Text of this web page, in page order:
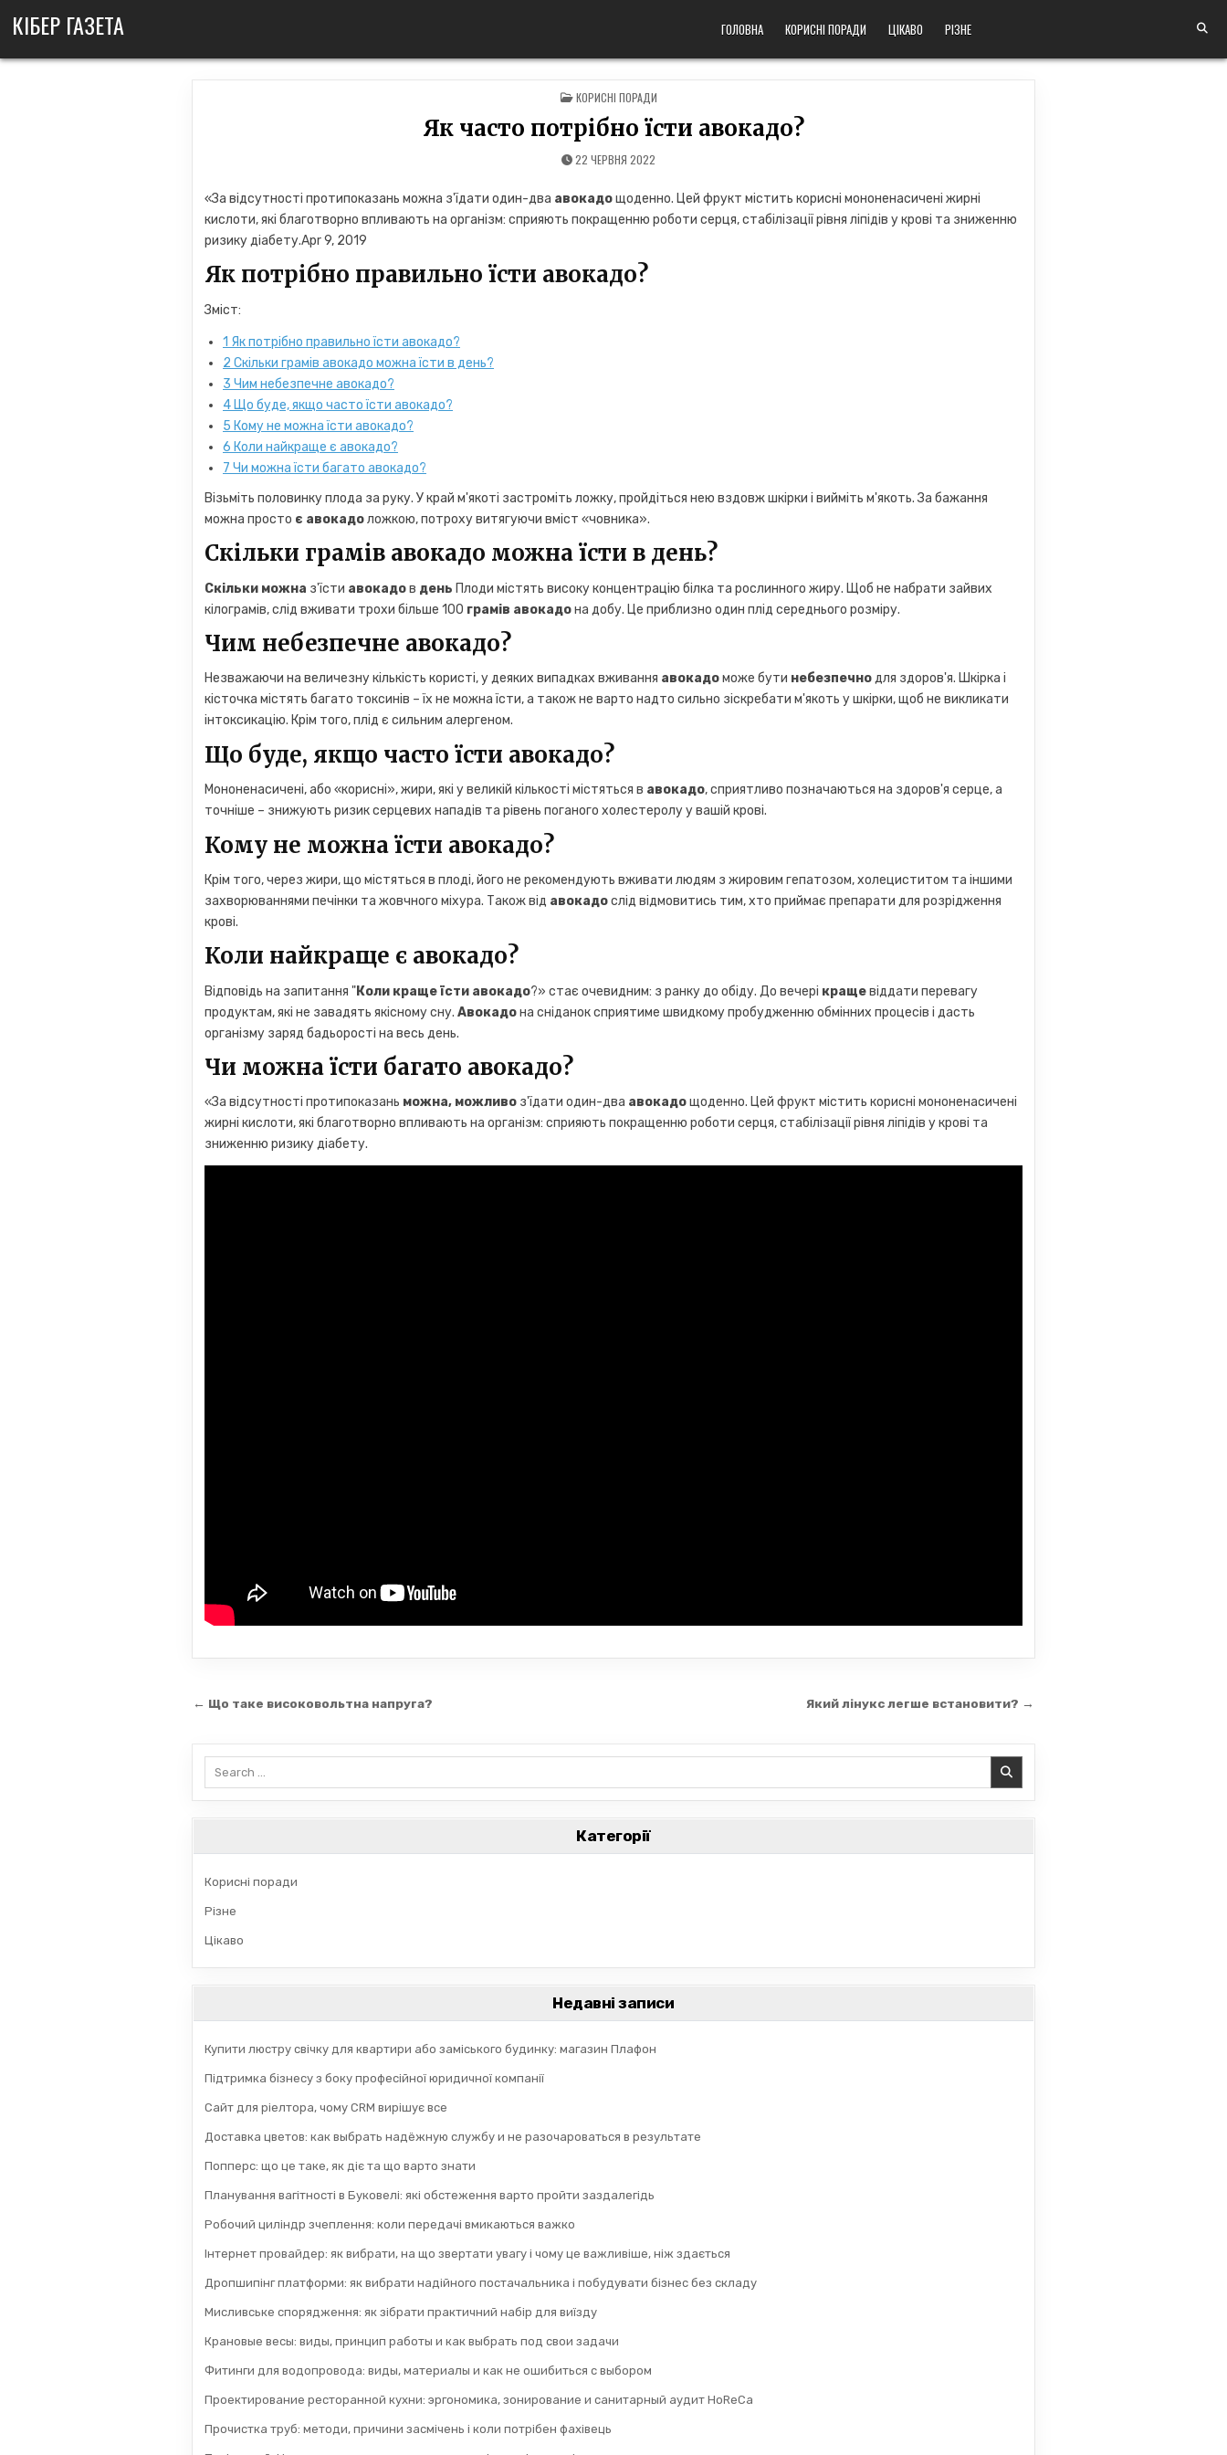
КІБЕР ГАЗЕТА ГОЛОВНА КОРИСНІ ПОРАДИ ЦІКАВО РІЗНЕ
POSTED
IN
КОРИСНІ ПОРАДИ
Як часто потрібно їсти авокадо?
22 ЧЕРВНЯ 2022
«За відсутності протипоказань можна з'їдати один-два авокадощоденно. Цей фрукт містить корисні мононенасичені жирні
кислоти, які благотворно впливають на організм: сприяють покращенню роботи серця, стабілізації рівня ліпідів у крові та зниженню
ризику діабету.Apr 9, 2019
Як потрібно правильно їсти авокадо?
Зміст:
1 Як потрібно правильно їсти авокадо?
2 Скільки грамів авокадо можна їсти в день?
3 Чим небезпечне авокадо?
4 Що буде, якщо часто їсти авокадо?
5 Кому не можна їсти авокадо?
6 Коли найкраще є авокадо?
7 Чи можна їсти багато авокадо?
Візьміть половинку плода за руку. У край м'якоті застроміть ложку, пройдіться нею вздовж шкірки і вийміть м'якоть. За бажання
можна просто є авокадоложкою, потроху витягуючи вміст «човника».
Скільки грамів авокадо можна їсти в день?
Скільки можна з'їсти авокадов день Плоди містять високу концентрацію білка та рослинного жиру. Щоб не набрати зайвих
кілограмів, слід вживати трохи більше 100 грамів авокадона добу. Це приблизно один плід середнього розміру.
Чим небезпечне авокадо?
Незважаючи на величезну кількість користі, у деяких випадках вживання авокадоможе бути небезпечнодля здоров'я. Шкірка і
кісточка містять багато токсинів – їх не можна їсти, а також не варто надто сильно зіскребати м'якоть у шкірки, щоб не викликати
інтоксикацію. Крім того, плід є сильним алергеном.
Що буде, якщо часто їсти авокадо?
Мононенасичені, або «корисні», жири, які у великій кількості містяться в авокадо, сприятливо позначаються на здоров'я серце, а
точніше – знижують ризик серцевих нападів та рівень поганого холестеролу у вашій крові.
Кому не можна їсти авокадо?
Крім того, через жири, що містяться в плоді, його не рекомендують вживати людям з жировим гепатозом, холециститом та іншими
захворюваннями печінки та жовчного міхура. Також від авокадослід відмовитись тим, хто приймає препарати для розрідження
крові.
Коли найкраще є авокадо?
Відповідь на запитання "Коли краще їсти авокадо?» стає очевидним: з ранку до обіду. До вечері кращевіддати перевагу
продуктам, які не завадять якісному сну. Авокадона сніданок сприятиме швидкому пробудженню обмінних процесів і дасть
організму заряд бадьорості на весь день.
Чи можна їсти багато авокадо?
«За відсутності протипоказань можна, можливо з'їдати один-два авокадощоденно. Цей фрукт містить корисні мононенасичені
жирні кислоти, які благотворно впливають на організм: сприяють покращенню роботи серця, стабілізації рівня ліпідів у крові та
зниженню ризику діабету.
Навігація Який лінукс легше встановити? →
← Що таке високовольтна напруга?
Категорії
Корисні поради
Різне
Цікаво
Недавні записи
Купити люстру свічку для квартири або заміського будинку: магазин Плафон
Підтримка бізнесу з боку професійної юридичної компанії
Сайт для ріелтора, чому CRM вирішує все
Доставка цветов: как выбрать надёжную службу и не разочароваться в результате
Попперс: що це таке, як діє та що варто знати
Планування вагітності в Буковелі: які обстеження варто пройти заздалегідь
Робочий циліндр зчеплення: коли передачі вмикаються важко
Інтернет провайдер: як вибрати, на що звертати увагу і чому це важливіше, ніж здається
Дропшипінг платформи: як вибрати надійного постачальника і побудувати бізнес без складу
Мисливське спорядження: як зібрати практичний набір для виїзду
Крановые весы: виды, принцип работы и как выбрать под свои задачи
Фитинги для водопровода: виды, материалы и как не ошибиться с выбором
Проектирование ресторанной кухни: эргономика, зонирование и санитарный аудит HoReCa
Прочистка труб: методи, причини засмічень і коли потрібен фахівець